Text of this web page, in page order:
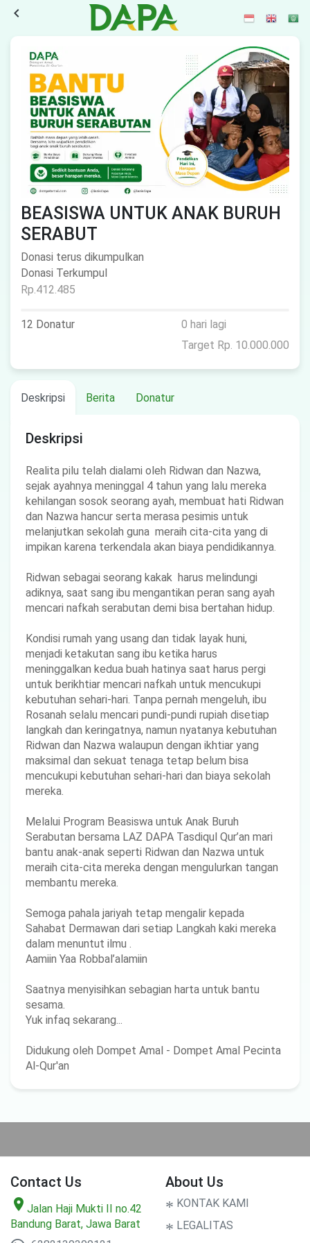
navigate_before
BEASISWA UNTUK ANAK BURUH
SERABUT
Donasi terus dikumpulkan
Donasi Terkumpul
Rp.412.485
12 Donatur
0 hari lagi
Target Rp. 10.000.000
Deskripsi Berita Donatur
Deskripsi
Realita pilu telah dialami oleh Ridwan dan Nazwa,
sejak ayahnya meninggal 4 tahun yang lalu mereka
kehilangan sosok seorang ayah, membuat hati Ridwan
dan Nazwa hancur serta merasa pesimis untuk
melanjutkan sekolah guna meraih cita-cita yang di
impikan karena terkendala akan biaya pendidikannya.
Ridwan sebagai seorang kakak harus melindungi
adiknya, saat sang ibu mengantikan peran sang ayah
mencari nafkah serabutan demi bisa bertahan hidup.
Kondisi rumah yang usang dan tidak layak huni,
menjadi ketakutan sang ibu ketika harus
meninggalkan kedua buah hatinya saat harus pergi
untuk berikhtiar mencari nafkah untuk mencukupi
kebutuhan sehari-hari. Tanpa pernah mengeluh, ibu
Rosanah selalu mencari pundi-pundi rupiah disetiap
langkah dan keringatnya, namun nyatanya kebutuhan
Ridwan dan Nazwa walaupun dengan ikhtiar yang
maksimal dan sekuat tenaga tetap belum bisa
mencukupi kebutuhan sehari-hari dan biaya sekolah
mereka.
Melalui Program Beasiswa untuk Anak Buruh
Serabutan bersama LAZ DAPA Tasdiqul Qur’an mari
bantu anak-anak seperti Ridwan dan Nazwa untuk
meraih cita-cita mereka dengan mengulurkan tangan
membantu mereka.
Semoga pahala jariyah tetap mengalir kepada
Sahabat Dermawan dari setiap Langkah kaki mereka
dalam menuntut ilmu .
Aamiin Yaa Robbal’alamiin
Saatnya menyisihkan sebagian harta untuk bantu
sesama.
Yuk infaq sekarang...
Didukung oleh Dompet Amal - Dompet Amal Pecinta
Al-Qur'an
Contact Us
location_on Jalan Haji Mukti II no.42
Bandung Barat, Jawa Barat
About Us
* KONTAK KAMI
* LEGALITAS